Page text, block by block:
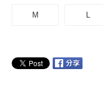
M L